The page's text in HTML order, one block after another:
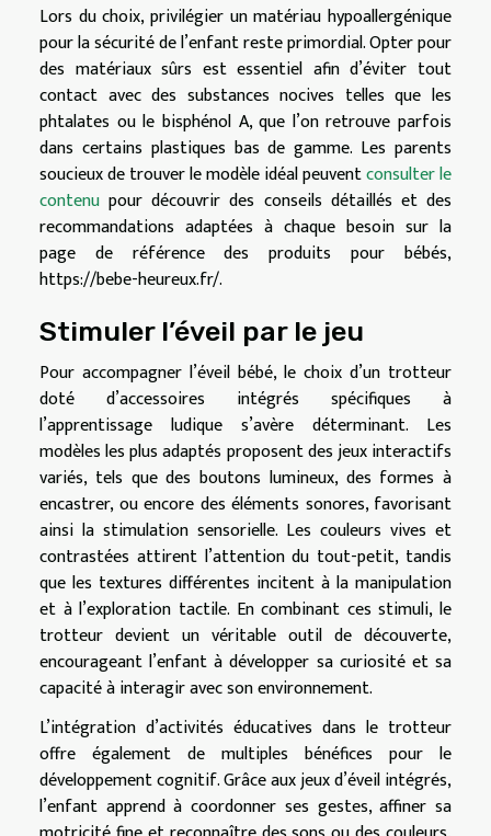
Lors du choix, privilégier un matériau hypoallergénique
pour la sécurité de l’enfant reste primordial. Opter pour
des matériaux sûrs est essentiel afin d’éviter tout
contact avec des substances nocives telles que les
phtalates ou le bisphénol A, que l’on retrouve parfois
dans certains plastiques bas de gamme. Les parents
soucieux de trouver le modèle idéal peuventconsulter le
contenu pour découvrir des conseils détaillés et des
recommandations adaptées à chaque besoin sur la
page de référence des produits pour bébés,
https://bebe-heureux.fr/.
Stimuler l’éveil par le jeu
Pour accompagner l’éveil bébé, le choix d’un trotteur
doté d’accessoires intégrés spécifiques à
l’apprentissage ludique s’avère déterminant. Les
modèles les plus adaptés proposent des jeux interactifs
variés, tels que des boutons lumineux, des formes à
encastrer, ou encore des éléments sonores, favorisant
ainsi la stimulation sensorielle. Les couleurs vives et
contrastées attirent l’attention du tout-petit, tandis
que les textures différentes incitent à la manipulation
et à l’exploration tactile. En combinant ces stimuli, le
trotteur devient un véritable outil de découverte,
encourageant l’enfant à développer sa curiosité et sa
capacité à interagir avec son environnement.
L’intégration d’activités éducatives dans le trotteur
offre également de multiples bénéfices pour le
développement cognitif. Grâce aux jeux d’éveil intégrés,
l’enfant apprend à coordonner ses gestes, affiner sa